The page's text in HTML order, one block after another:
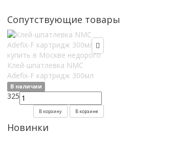
Сопутствующие товары
Клей-шпатлевка NMC
Adefix-F картридж 300мл
В наличии
325
В корзину В корзине
Новинки